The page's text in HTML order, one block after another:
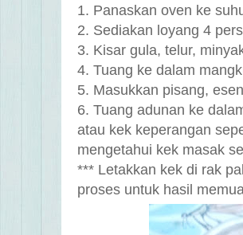
1. Panaskan oven ke
2. Sediakan loyang 4
3. Kisar gula, telur,
4. Tuang ke dalam
5. Masukkan pisang,
6. Tuang adunan ke
atau kek keperangan
mengetahui kek masak
*** Letakkan kek di rak
proses untuk hasil